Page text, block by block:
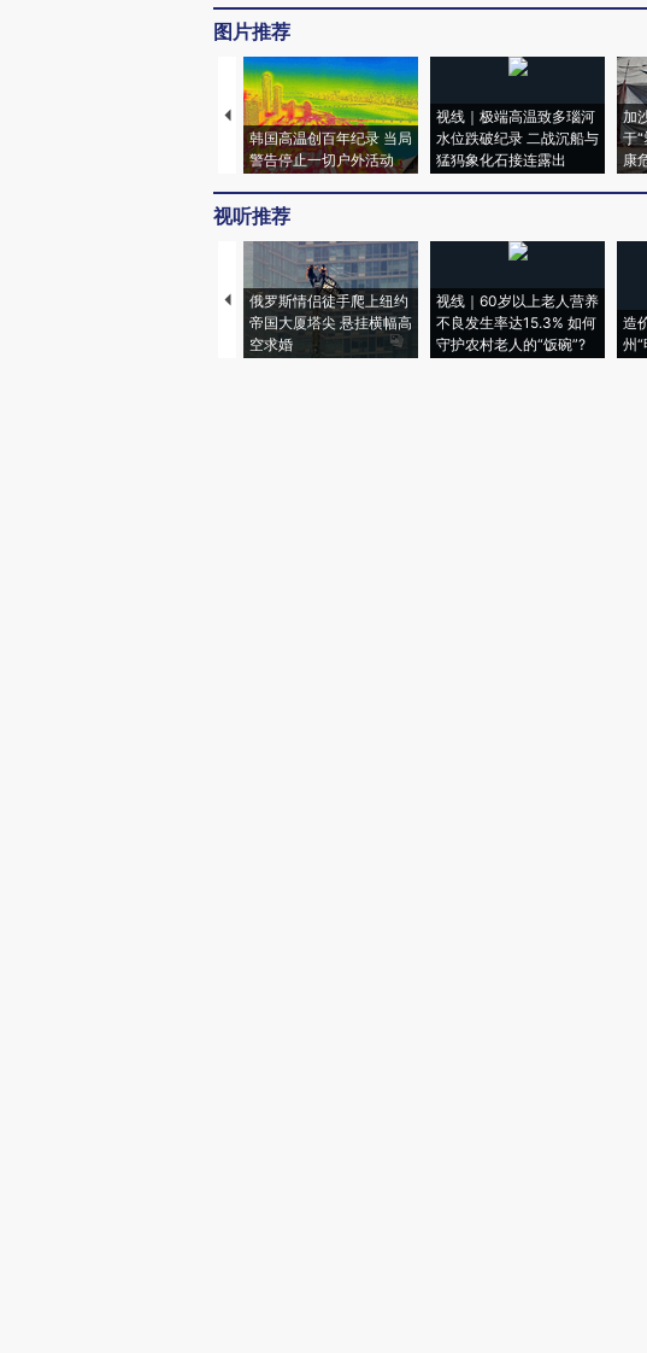
图片推荐
韩国高温创百年纪录 当局
警告停止一切户外活动
视线｜极端高温致多瑙河
水位跌破纪录 二战沉船与
猛犸象化石接连露出
加
于
康
视听推荐
俄罗斯情侣徒手爬上纽约
帝国大厦塔尖 悬挂横幅高
空求婚
视线｜60岁以上老人营养
不良发生率达15.3% 如何
守护农村老人的“饭碗”?
造
州